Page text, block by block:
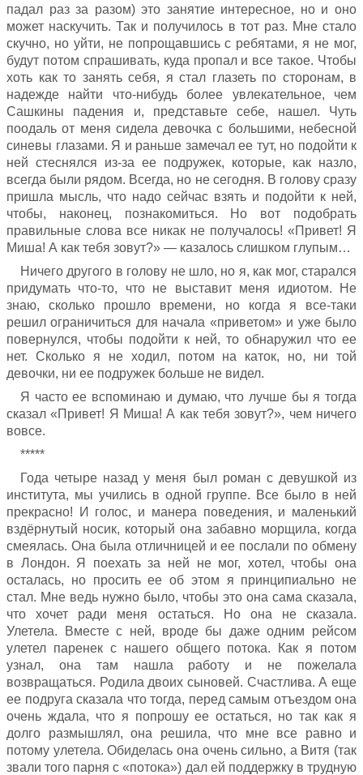
падал раз за разом) это занятие интересное, но и оно
может наскучить. Так и получилось в тот раз. Мне стало
скучно, но уйти, не попрощавшись с ребятами, я не мог,
будут потом спрашивать, куда пропал и все такое. Чтобы
хоть как то занять себя, я стал глазеть по сторонам, в
надежде найти что-нибудь более увлекательное, чем
Сашкины падения и, представьте себе, нашел. Чуть
поодаль от меня сидела девочка с большими, небесной
синевы глазами. Я и раньше замечал ее тут, но подойти к
ней стеснялся из-за ее подружек, которые, как назло,
всегда были рядом. Всегда, но не сегодня. В голову сразу
пришла мысль, что надо сейчас взять и подойти к ней,
чтобы, наконец, познакомиться. Но вот подобрать
правильные слова все никак не получалось! «Привет! Я
Миша! А как тебя зовут?» — казалось слишком глупым…
Ничего другого в голову не шло, но я, как мог, старался
придумать что-то, что не выставит меня идиотом. Не
знаю, сколько прошло времени, но когда я все-таки
решил ограничиться для начала «приветом» и уже было
повернулся, чтобы подойти к ней, то обнаружил что ее
нет. Сколько я не ходил, потом на каток, но, ни той
девочки, ни ее подружек больше не видел.
Я часто ее вспоминаю и думаю, что лучше бы я тогда
сказал «Привет! Я Миша! А как тебя зовут?», чем ничего
вовсе.
*****
Года четыре назад у меня был роман с девушкой из
института, мы учились в одной группе. Все было в ней
прекрасно! И голос, и манера поведения, и маленький
вздёрнутый носик, который она забавно морщила, когда
смеялась. Она была отличницей и ее послали по обмену
в Лондон. Я поехать за ней не мог, хотел, чтобы она
осталась, но просить ее об этом я принципиально не
стал. Мне ведь нужно было, чтобы это она сама сказала,
что хочет ради меня остаться. Но она не сказала.
Улетела. Вместе с ней, вроде бы даже одним рейсом
улетел паренек с нашего общего потока. Как я потом
узнал, она там нашла работу и не пожелала
возвращаться. Родила двоих сыновей. Счастлива. А еще
ее подруга сказала что тогда, перед самым отъездом она
очень ждала, что я попрошу ее остаться, но так как я
долго размышлял, она решила, что мне все равно и
потому улетела. Обиделась она очень сильно, а Витя (так
звали того парня с «потока») дал ей поддержку в трудную